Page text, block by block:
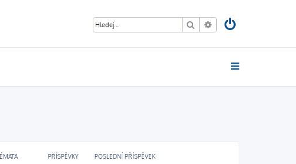
Hledat Pokročilé hledání
PŘÍSPĚVKY POSLEDNÍ PŘÍSPĚVEK